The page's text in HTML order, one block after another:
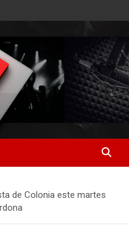
de Colonia este martes